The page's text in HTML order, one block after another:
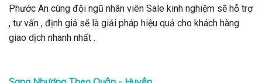
Phước An cùng đội ngũ nhân viên Sale kinh nghiệm sẽ hỗ trợ
, tư vấn , định giá sẽ là giải pháp hiệu quả cho khách hàng
giao dịch nhanh nhất .